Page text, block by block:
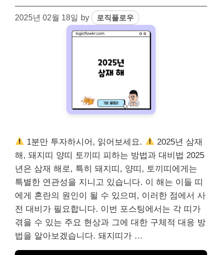
2025년 02월 18일 by 로직플로우
1분만 투자하시어, 읽어보세요.
2025년 삼재
해, 돼지띠 양띠 토끼띠 피하는 방법과 대비법 2025
년은 삼재 해로, 특히 돼지띠, 양띠, 토끼띠에게는
특별한 연관성을 지니고 있습니다. 이 해는 이들 띠
에게 혼란의 원인이 될 수 있으며, 이러한 점에서 사
전 대비가 필요합니다. 이번 포스팅에서는 각 띠가
겪을 수 있는 주요 현상과 그에 대한 구체적 대응 방
법을 알아보겠습니다. 돼지띠가 …